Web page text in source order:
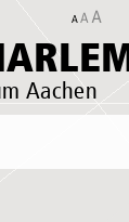
Aachen